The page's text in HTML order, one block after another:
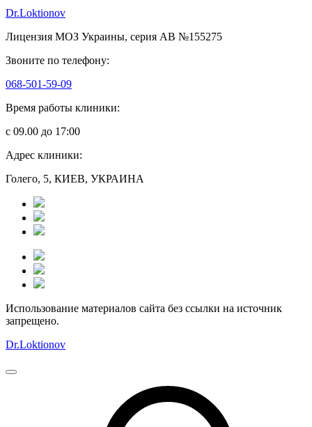
Dr.Loktionov
Лицензия МОЗ Украины, серия АВ №155275
Звоните по телефону:
068-501-59-09
Время работы клиники:
с 09.00 до 17:00
Адрес клиники:
Голего, 5, КИЕВ, УКРАИНА
Использование материалов сайта без ссылки на источник
запрещено.
Dr.Loktionov